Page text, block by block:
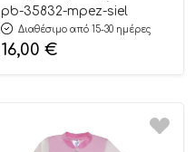
Space Μπεζ-Σιέλ
Μακρύ Μανίκι, Χοντρή
Πλέξη, Βαμβακερό 100%
– Pretty Baby
pb-35832-mpez-siel
Διαθέσιμο από 15-30 ημέρες
16,00 €